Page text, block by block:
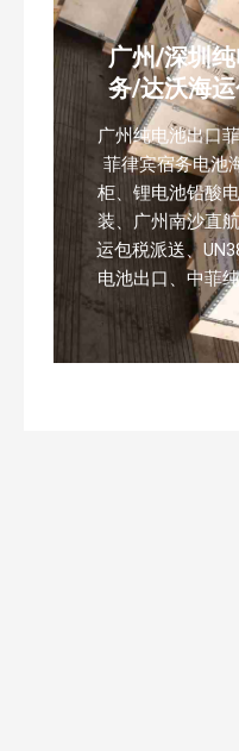
广州/深圳
务/达沃海
广州纯电池出口
菲律宾宿务电池
柜、锂电池铅酸
装、广州南沙直
运包税派送、
电池出口、中菲